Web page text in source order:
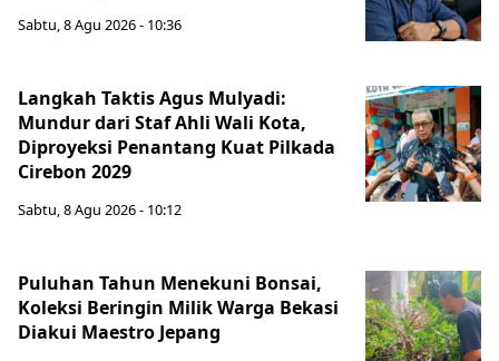
Sabtu, 8 Agu 2026 - 10:36
Langkah Taktis Agus Mulyadi:
Mundur dari Staf Ahli Wali Kota,
Diproyeksi Penantang Kuat Pilkada
Cirebon 2029
Sabtu, 8 Agu 2026 - 10:12
Puluhan Tahun Menekuni Bonsai,
Koleksi Beringin Milik Warga Bekasi
Diakui Maestro Jepang